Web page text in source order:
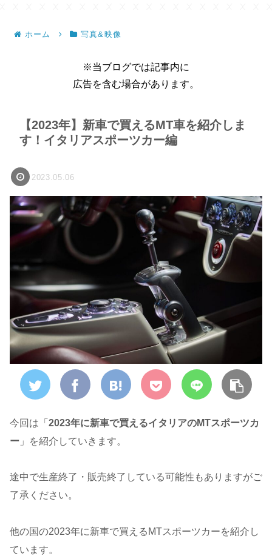
ホーム 写真&映像
※当ブログでは記事内に
広告を含む場合があります。
【2023年】新車で買えるMT車を紹介しま
す！イタリアスポーツカー編
2023.05.06
今回は「 2023年に新車で買えるイタリアのMTスポーツカ
ー 」を紹介していきます。
途中で生産終了・販売終了している可能性もありますがご
了承ください。
他の国の2023年に新車で買えるMTスポーツカーを紹介し
ています。